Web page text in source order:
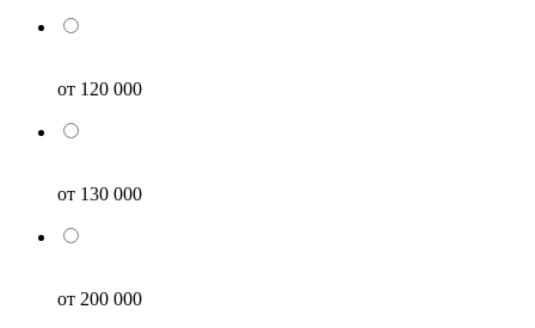
от 120 000
от 130 000
от 200 000